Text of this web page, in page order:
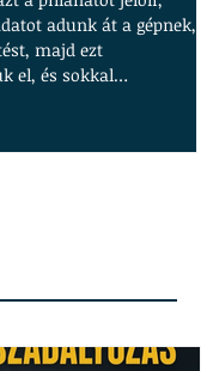
adunk át a gépnek,
majd ezt
el, és sokkal